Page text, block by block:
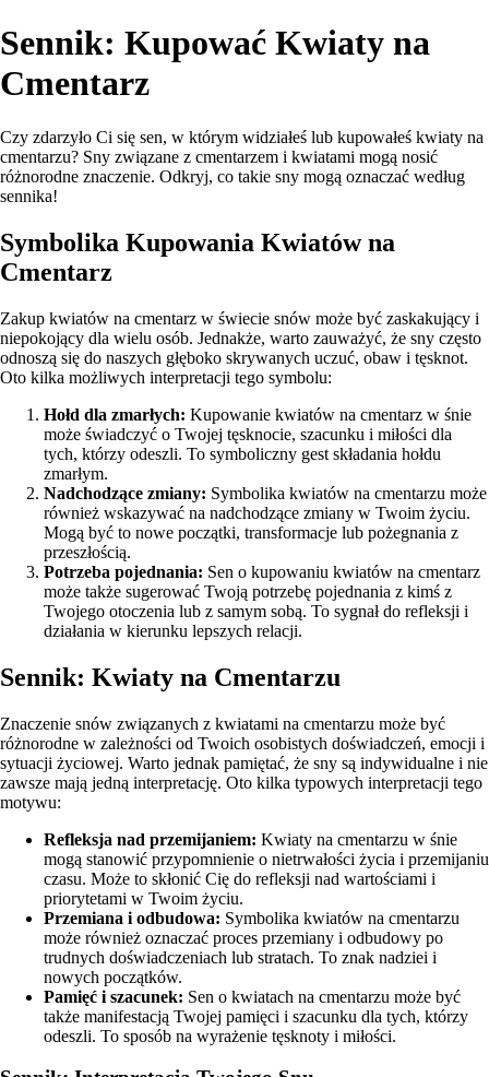
Sennik: Kupować Kwiaty na
Cmentarz
Czy zdarzyło Ci się sen, w którym widziałeś lub kupowałeś kwiaty na
cmentarzu? Sny związane z cmentarzem i kwiatami mogą nosić
różnorodne znaczenie. Odkryj, co takie sny mogą oznaczać według
sennika!
Symbolika Kupowania Kwiatów na
Cmentarz
Zakup kwiatów na cmentarz w świecie snów może być zaskakujący i
niepokojący dla wielu osób. Jednakże, warto zauważyć, że sny często
odnoszą się do naszych głęboko skrywanych uczuć, obaw i tęsknot.
Oto kilka możliwych interpretacji tego symbolu:
Hołd dla zmarłych: Kupowanie kwiatów na cmentarz w śnie
może świadczyć o Twojej tęsknocie, szacunku i miłości dla
tych, którzy odeszli. To symboliczny gest składania hołdu
zmarłym.
Nadchodzące zmiany: Symbolika kwiatów na cmentarzu może
również wskazywać na nadchodzące zmiany w Twoim życiu.
Mogą być to nowe początki, transformacje lub pożegnania z
przeszłością.
Potrzeba pojednania: Sen o kupowaniu kwiatów na cmentarz
może także sugerować Twoją potrzebę pojednania z kimś z
Twojego otoczenia lub z samym sobą. To sygnał do refleksji i
działania w kierunku lepszych relacji.
Sennik: Kwiaty na Cmentarzu
Znaczenie snów związanych z kwiatami na cmentarzu może być
różnorodne w zależności od Twoich osobistych doświadczeń, emocji i
sytuacji życiowej. Warto jednak pamiętać, że sny są indywidualne i nie
zawsze mają jedną interpretację. Oto kilka typowych interpretacji tego
motywu:
Refleksja nad przemijaniem: Kwiaty na cmentarzu w śnie
mogą stanowić przypomnienie o nietrwałości życia i przemijaniu
czasu. Może to skłonić Cię do refleksji nad wartościami i
priorytetami w Twoim życiu.
Przemiana i odbudowa: Symbolika kwiatów na cmentarzu
może również oznaczać proces przemiany i odbudowy po
trudnych doświadczeniach lub stratach. To znak nadziei i
nowych początków.
Pamięć i szacunek: Sen o kwiatach na cmentarzu może być
także manifestacją Twojej pamięci i szacunku dla tych, którzy
odeszli. To sposób na wyrażenie tęsknoty i miłości.